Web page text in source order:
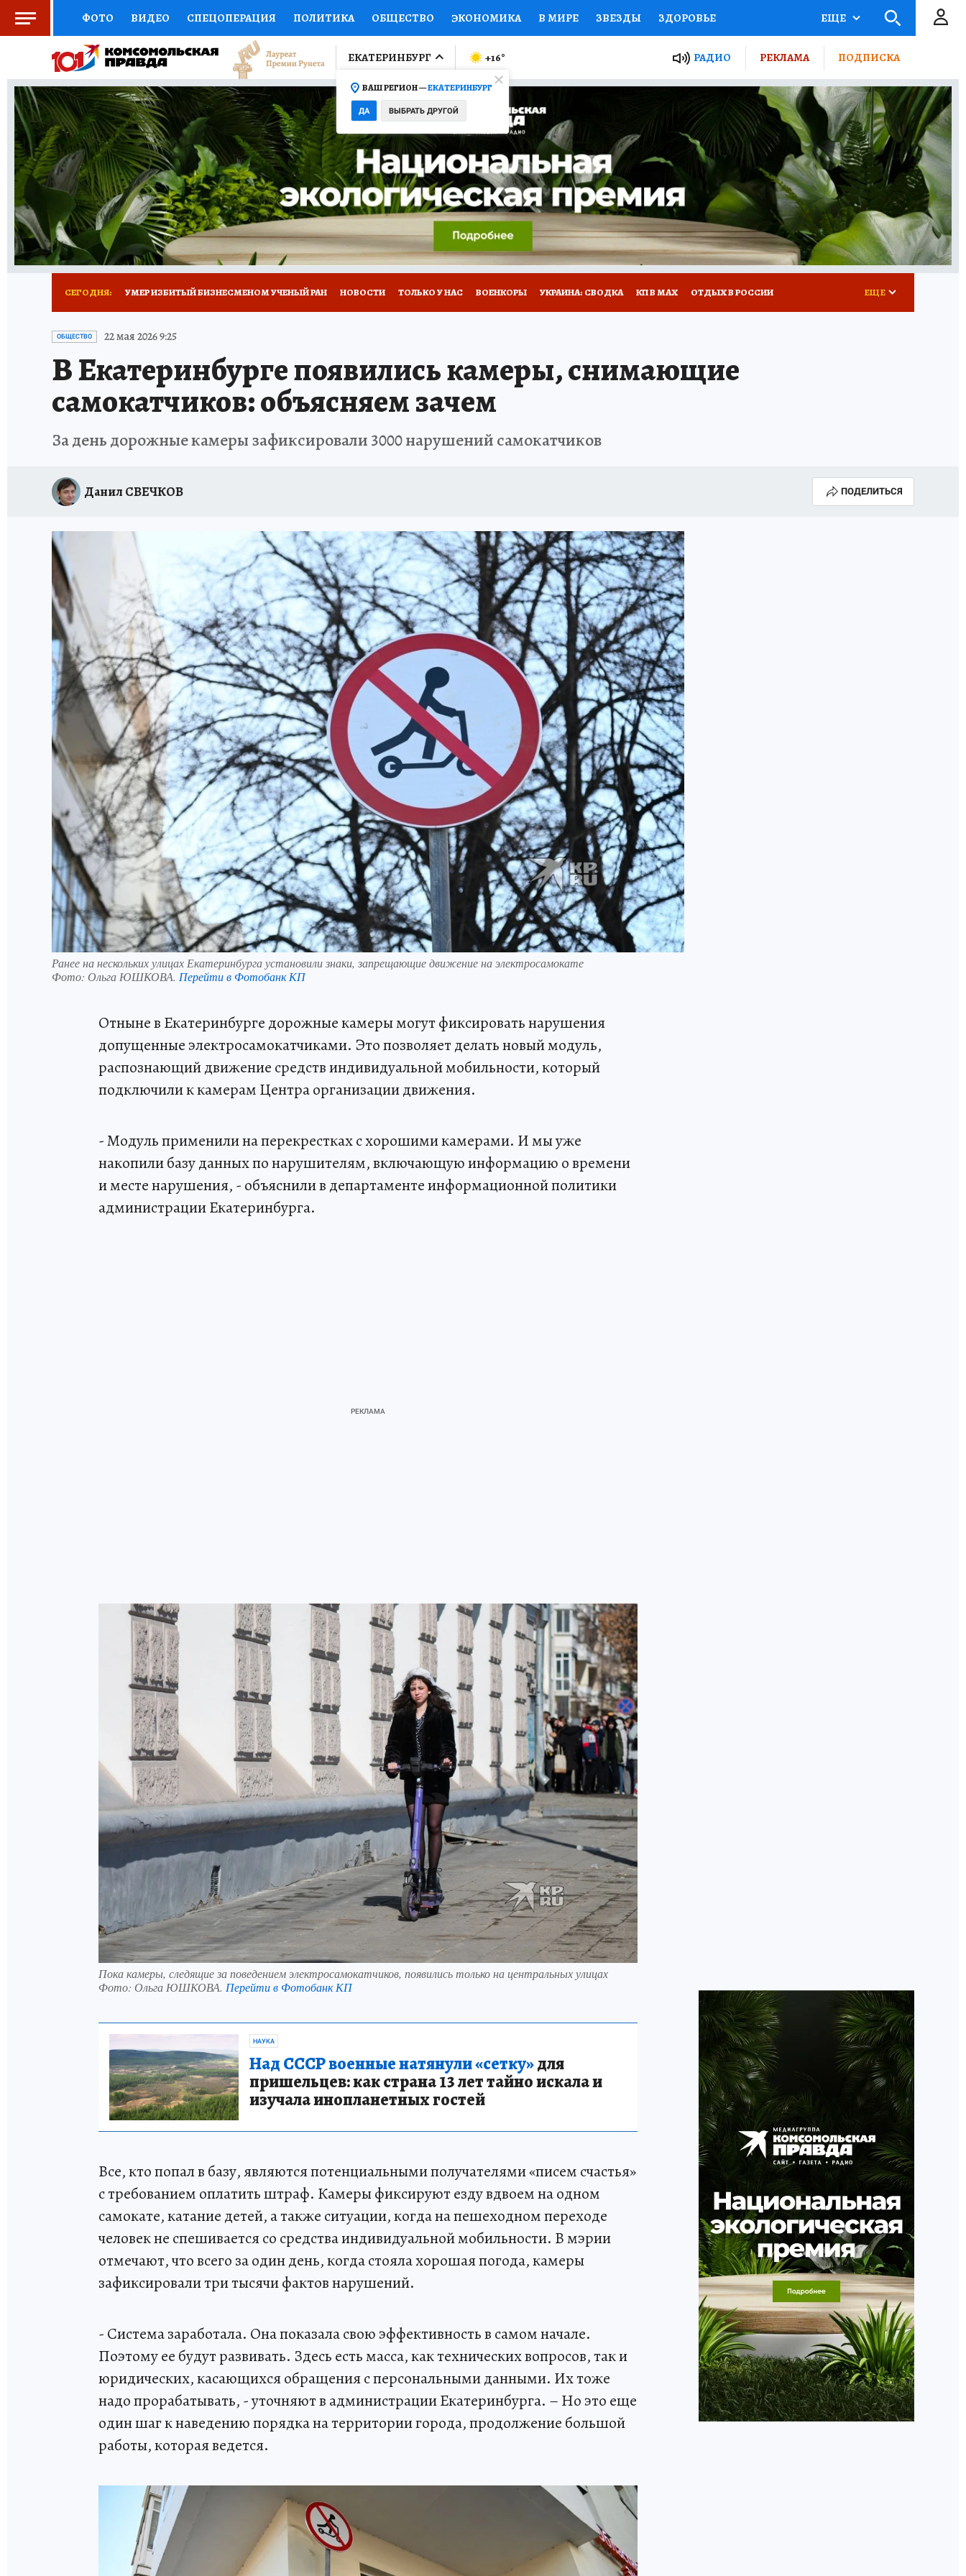
ФОТО ВИДЕО СПЕЦОПЕРАЦИЯ ПОЛИТИКА ОБЩЕСТВО ЭКОНОМИКА В МИРЕ ЗВЕЗДЫ ЗДОРОВЬЕ
СОЦПОДДЕРЖКА НАУКА СПОРТ КОЛУМНИСТЫ ПРОИСШЕСТВИЯ НАЦИОНАЛЬНЫЕ ПРОЕКТЫ РОССИИ
ВЫБОР ЭКСПЕРТОВ ДОКТОР ФИНАНСЫ ОТКРЫВАЕМ МИР Я ЗНАЮ СЕМЬЯ ЖЕНСКИЕ СЕКРЕТЫ ПУТЕВОДИТЕЛЬ
КНИЖНАЯ ПОЛКА ПРОГНОЗЫ НА СПОРТ ПРОМОКОДЫ СЕРИАЛЫ СПЕЦПРОЕКТЫ ДЕФИЦИТ ЖЕЛЕЗА ТУРИЗМ
ПРЕСС-ЦЕНТР НЕДВИЖИМОСТЬ ТЕЛЕВИЗОР КОЛЛЕКЦИИ КОНКУРСЫ РАБОТА У НАС ГИД ПОТРЕБИТЕЛЯ ВСЕ О КП
РАДИО КП ТЕСТЫ НОВОЕ НА САЙТЕ
ЕЩЕ
ЕКАТЕРИНБУРГ
ВАШ РЕГИОН —ЕКАТЕРИНБУРГ
ДА ВЫБРАТЬ ДРУГОЙ
+16° РАДИО РЕКЛАМА ПОДПИСКА
СЕГОДНЯ: УМЕР ИЗБИТЫЙ БИЗНЕСМЕНОМ УЧЕНЫЙ РАН НОВОСТИ ТОЛЬКО У НАС ВОЕНКОРЫ УКРАИНА: СВОДКА КП В МАХ ОТДЫХ В РОССИИ
ЗАПОВЕДНАЯ РОССИЯ
ЕЩЕ
ОБЩЕСТВО 22 мая 2026 9:25
В Екатеринбурге появились камеры, снимающие
самокатчиков: объясняем зачем
За день дорожные камеры зафиксировали 3000 нарушений самокатчиков
Данил СВЕЧКОВ ПОДЕЛИТЬСЯ
Ранее на нескольких улицах Екатеринбурга установили знаки, запрещающие движение на электросамокате
Фото: Ольга ЮШКОВА. Перейти в Фотобанк КП
Отныне в Екатеринбурге дорожные камеры могут фиксировать нарушения
допущенные электросамокатчиками. Это позволяет делать новый модуль,
распознающий движение средств индивидуальной мобильности, который
подключили к камерам Центра организации движения.
- Модуль применили на перекрестках с хорошими камерами. И мы уже
накопили базу данных по нарушителям, включающую информацию о времени
и месте нарушения, - объяснили в департаменте информационной политики
администрации Екатеринбурга.
Пока камеры, следящие за поведением электросамокатчиков, появились только на центральных улицах
Фото: Ольга ЮШКОВА. Перейти в Фотобанк КП
НАУКА
Над СССР военные натянули «сетку»для
пришельцев: как страна 13 лет тайно искала и
изучала инопланетных гостей
Все, кто попал в базу, являются потенциальными получателями «писем счастья»
с требованием оплатить штраф. Камеры фиксируют езду вдвоем на одном
самокате, катание детей, а также ситуации, когда на пешеходном переходе
человек не спешивается со средства индивидуальной мобильности. В мэрии
отмечают, что всего за один день, когда стояла хорошая погода, камеры
зафиксировали три тысячи фактов нарушений.
- Система заработала. Она показала свою эффективность в самом начале.
Поэтому ее будут развивать. Здесь есть масса, как технических вопросов, так и
юридических, касающихся обращения с персональными данными. Их тоже
надо прорабатывать, - уточняют в администрации Екатеринбурга. – Но это еще
один шаг к наведению порядка на территории города, продолжение большой
работы, которая ведется.